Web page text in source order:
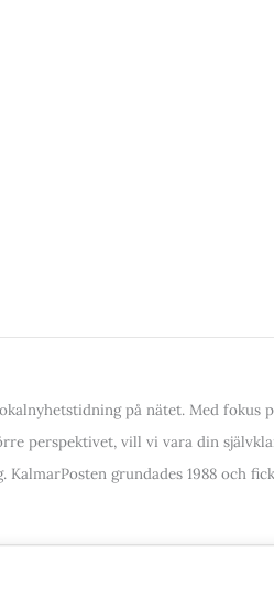
på nätet. Med fokus
perspektivet, vill vi vara din
KalmarPosten grundades 1988 och